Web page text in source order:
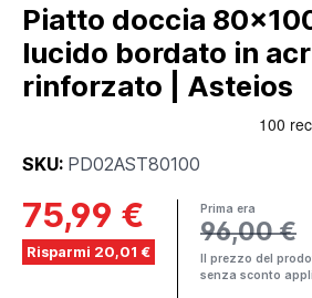
Piatto doccia
lucido bordato in
rinforzato | Asteios
SKU: PD02AST80100
75,99 €
Risparmi 20,01 €
Prima era
96,00 €
Il prezzo del
senza sconto